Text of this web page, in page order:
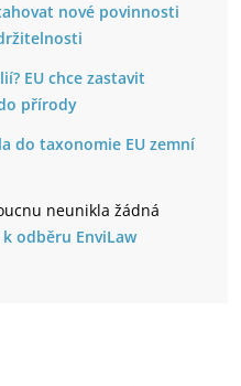
nové povinnosti
EU chce zastavit
přírody
do taxonomie EU zemní
neunikla žádná
odběru EnviLaw